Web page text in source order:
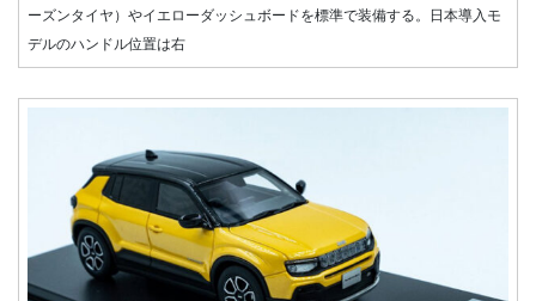
ーズンタイヤ）やイエローダッシュボードを標準で装備する。日本導入モ
デルのハンドル位置は右